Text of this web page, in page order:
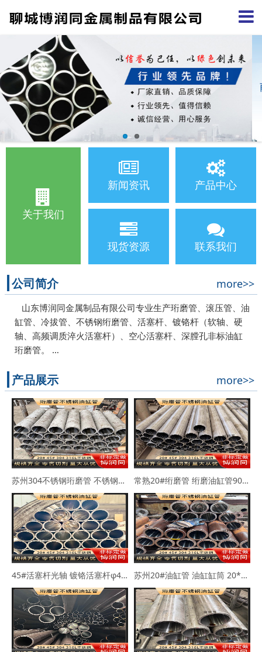
关于我们
新闻资讯 产品中心
现货资源 联系我们
公司简介 more>>
山东博润同金属制品有限公司专业生产珩磨管、滚压管、油
缸管、冷拔管、不锈钢绗磨管、活塞杆、镀铬杆（软轴、硬
轴、高频调质淬火活塞杆）、空心活塞杆、深膛孔非标油缸
珩磨管。 …
产品展示 more>>
苏州304不锈钢珩磨管 不锈钢缸筒90*102 63*73 常熟20#绗磨管 绗磨油缸管90*114 100*110
45#活塞杆光轴 镀铬活塞杆φ40-50mm 苏州20#油缸管 油缸缸筒 20*30 40*50